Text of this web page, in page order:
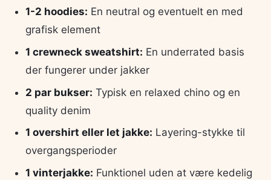
1-2 hoodies: En neutral og eventuelt en med
grafisk element
1 crewneck sweatshirt: En underrated basis
der fungerer under jakker
2 par bukser: Typisk en relaxed chino og en
quality denim
1 overshirt eller let jakke: Layering-stykke til
overgangsperioder
1 vinterjakke: Funktionel uden at være kedelig